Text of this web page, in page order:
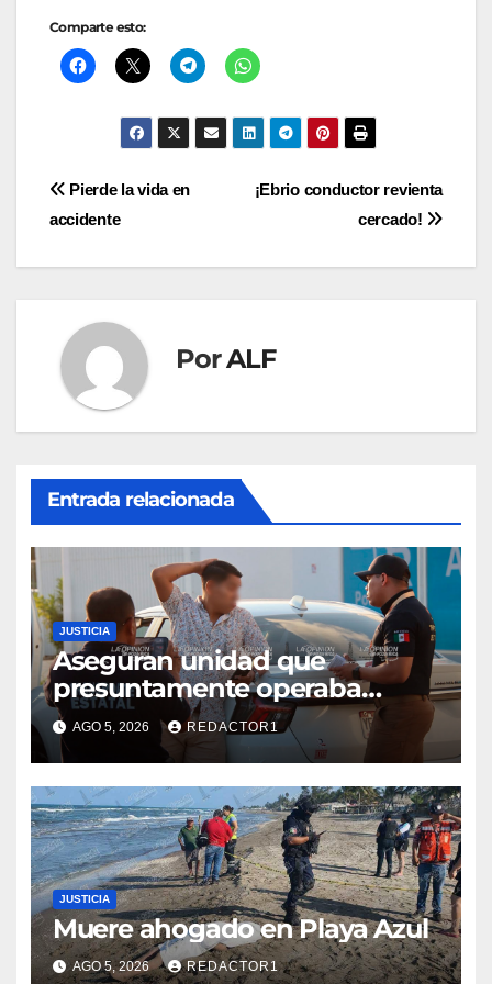
Comparte esto:
Navegación
¡Ebrio conductor revienta
cercado!
Pierde la vida en
accidente
PorALF
Entrada relacionada
JUSTICIA
Aseguran unidad que
presuntamente operaba
mediante aplicación digital en
operativo de Transporte
Público
AGO 5, 2026 REDACTOR1
JUSTICIA
Muere ahogado en Playa Azul
AGO 5, 2026 REDACTOR1